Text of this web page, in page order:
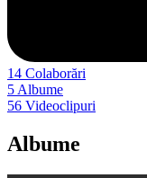
14 Colaborări
5 Albume
56 Videoclipuri
Albume